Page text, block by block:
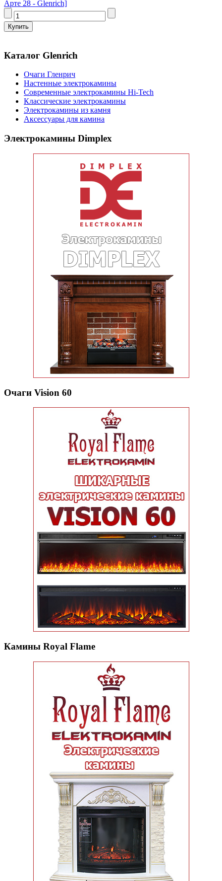
Арте 28 - Glenrich]
Каталог Glenrich
Очаги Гленрич
Настенные электрокамины
Современные электрокамины Hi-Tech
Классические электрокамины
Электрокамины из камня
Аксессуары для камина
Электрокамины Dimplex
Очаги Vision 60
Камины Royal Flame